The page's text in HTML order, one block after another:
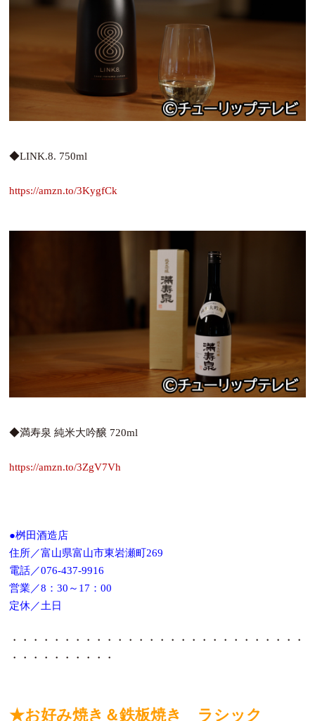
◆LINK.8. 750ml
https://amzn.to/3KygfCk
◆満寿泉 純米大吟醸 720ml
https://amzn.to/3ZgV7Vh
●桝田酒造店
住所／富山県富山市東岩瀬町269
電話／076-437-9916
営業／8：30～17：00
定休／土日
・・・・・・・・・・・・・・・・・・・・・・・・・・・・
・・・・・・・・・・
★お好み焼き＆鉄板焼き ラシック